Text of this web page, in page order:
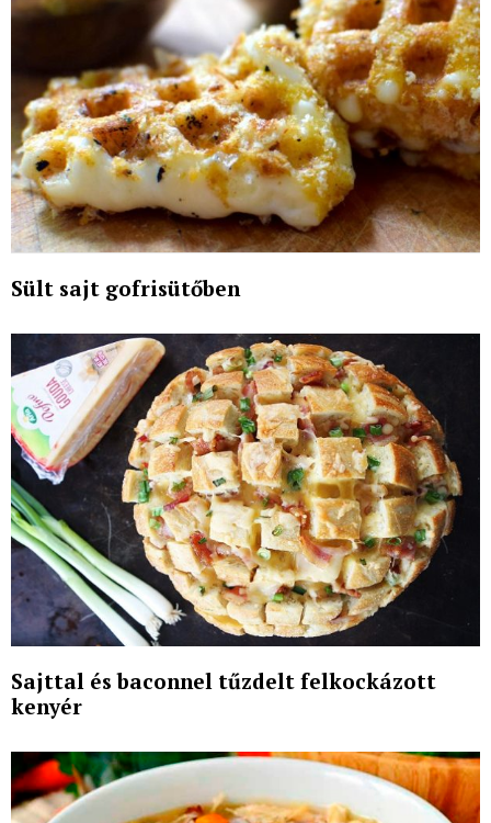
Sült sajt gofrisütőben
Sajttal és baconnel tűzdelt felkockázott
kenyér